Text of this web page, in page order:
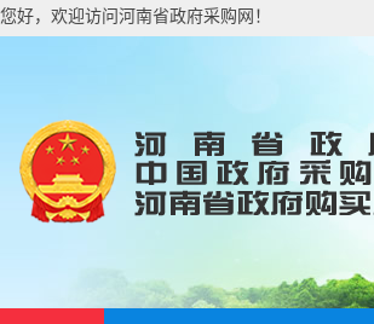
您好，欢迎访问河南省政府采购网！